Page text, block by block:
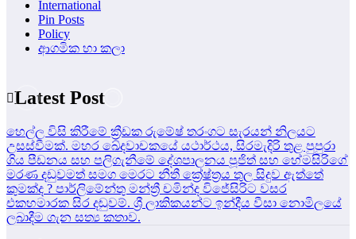
International
Pin Posts
Policy
ආගමික හා කලා
Latest Post
හෙල්ල විසි කිරීමේ ක්‍රීඩක රුමේෂ් තරංගට සැරයන් නිලයට
උසස්වීමක්. මහර ඛේදවාචකයේ යථාර්ථය, සිරමැදිරි තුළ පුපුරා
ගිය පීඩනය සහ පලිගැනීමේ දේශපාලනය පූජිත් සහ හේමසිරිගේ
මරණ දඩුවමත් සමග මෙරට නීතී ක්‍රේෂ්ත්‍රය තුල සිදුව ඇත්තේ
කුමක්ද ? පාර්ලිමේන්තු මන්ත්‍රී චමින්ද විජේසිරිට වසර
එකහමාරක සිර දඬුවම්. ශ්‍රී ලාකිකයන්ට ඉන්දීය වීසා නොමිලයේ
ලබාදීම ගැන සත්‍ය කතාව.